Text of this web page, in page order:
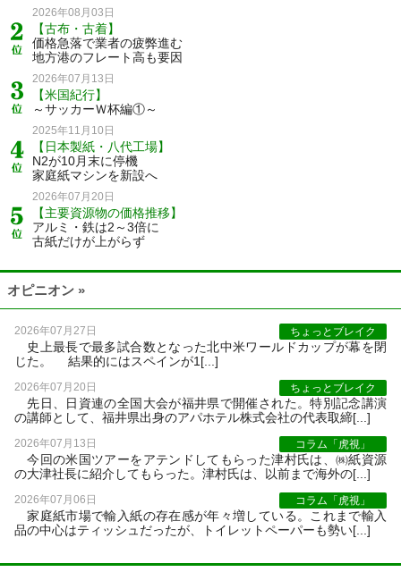
2026年08月03日
【古布・古着】
価格急落で業者の疲弊進む
地方港のフレート高も要因
2026年07月13日
【米国紀行】
～サッカーＷ杯編①～
2025年11月10日
【日本製紙・八代工場】
N2が10月末に停機
家庭紙マシンを新設へ
2026年07月20日
【主要資源物の価格推移】
アルミ・鉄は2～3倍に
古紙だけが上がらず
オピニオン »
2026年07月27日 ちょっとブレイク
史上最長で最多試合数となった北中米ワールドカップが幕を閉
じた。 結果的にはスペインが1[...]
2026年07月20日 ちょっとブレイク
先日、日資連の全国大会が福井県で開催された。特別記念講演
の講師として、福井県出身のアパホテル株式会社の代表取締[...]
2026年07月13日 コラム「虎視」
今回の米国ツアーをアテンドしてもらった津村氏は、㈱紙資源
の大津社長に紹介してもらった。津村氏は、以前まで海外の[...]
2026年07月06日 コラム「虎視」
家庭紙市場で輸入紙の存在感が年々増している。これまで輸入
品の中心はティッシュだったが、トイレットペーパーも勢い[...]